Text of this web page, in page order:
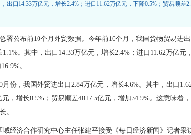
出口14.33万亿元，增长2.4%；进口11.62万亿元，下降0.5%；贸易顺差
署公布前10个月外贸数据。今年前10个月，我国货物贸易进
。其中，出口14.33万亿元，增长2.4%；进口11.62万亿元
。
月份，我国外贸进出口2.84万亿元，增长4.6%。其中，出口
元，增长0.9%；贸易顺差4017.5亿元，增加34.9%。这意味着
。
域经济合作研究中心主任张建平接受《每日经济新闻》记者采